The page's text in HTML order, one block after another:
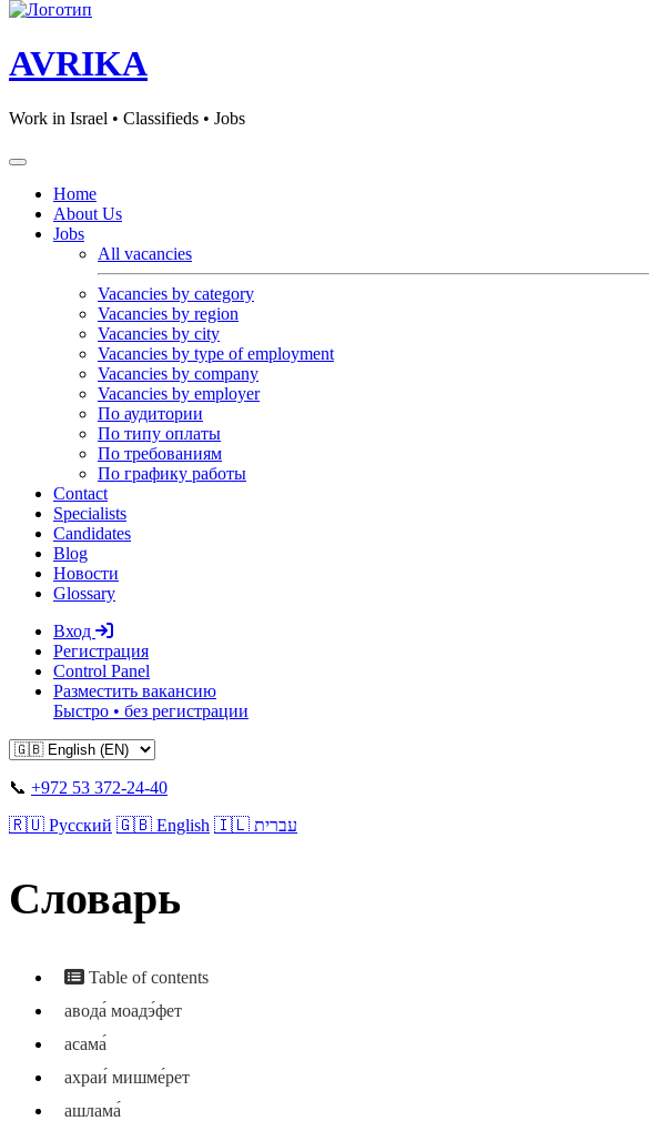
AVRIKA
Work in Israel • Classifieds • Jobs
Home
About Us
Jobs
All vacancies
Vacancies by category
Vacancies by region
Vacancies by city
Vacancies by type of employment
Vacancies by company
Vacancies by employer
По аудитории
По типу оплаты
По требованиям
По графику работы
Contact
Specialists
Candidates
Blog
Новости
Glossary
Вход
Регистрация
Control Panel
Разместить вакансию
Быстро • без регистрации
📞 +972 53 372-24-40
🇷🇺 Русский 🇬🇧 English 🇮🇱 עברית
Словарь
Table of contents
авода́ моадэ́фет
асама́
ахраи́ мишме́рет
ашлама́